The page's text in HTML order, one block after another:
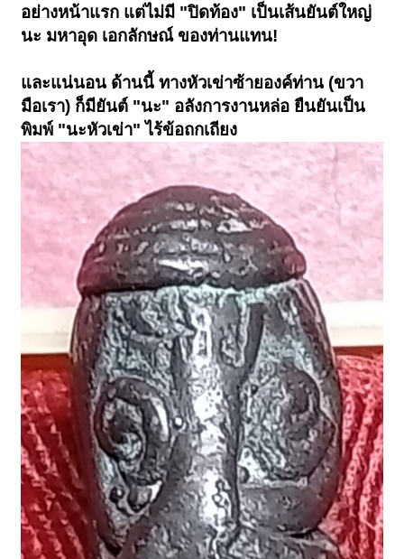
อย่างหน้าแรก แต่ไม่มี "ปิดท้อง" เป็นเส้นยันต์ใหญ่
นะ มหาอุด เอกลักษณ์ ของท่านแทน!
และแน่นอน ด้านนี้ ทางหัวเข่าซ้ายองค์ท่าน (ขวา
มือเรา) ก็มียันต์ "นะ" อลังการงานหล่อ ยืนยันเป็น
พิมพ์ "นะหัวเข่า" ไร้ข้อถกเถียง